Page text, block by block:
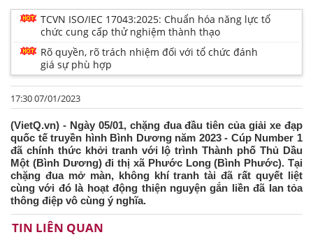
TCVN ISO/IEC 17043:2025: Chuẩn hóa năng lực tổ
chức cung cấp thử nghiệm thành thạo
Rõ quyền, rõ trách nhiệm đối với tổ chức đánh
giá sự phù hợp
17:30 07/01/2023
(VietQ.vn) - Ngày 05/01, chặng đua đầu tiên của giải xe đạp
quốc tế truyền hình Bình Dương năm 2023 - Cúp Number 1
đã chính thức khởi tranh với lộ trình Thành phố Thủ Dầu
Một (Bình Dương) đi thị xã Phước Long (Bình Phước). Tại
chặng đua mở màn, không khí tranh tài đã rất quyết liệt
cùng với đó là hoạt động thiện nguyện gắn liền đã lan tỏa
thông điệp vô cùng ý nghĩa.
TIN LIÊN QUAN